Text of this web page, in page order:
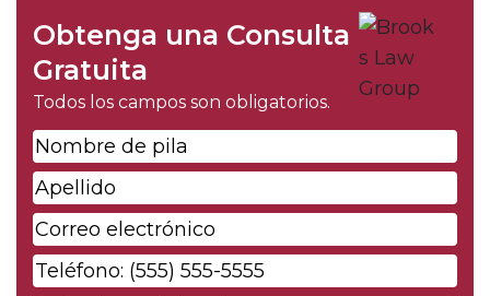
Obtenga una Consulta
Gratuita
Todos los campos son obligatorios.
Nombre
de
pila*
Apellido*
Correo
electrónico*
Phone*